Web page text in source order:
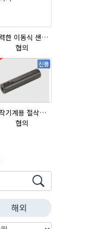
강력한 이동식 샌딩기 / 고급 이태리 IBIX샌드블라스터
협의
신품
공작기계용 절삭공구, 슬리브(SLEEVE)
협의
해외